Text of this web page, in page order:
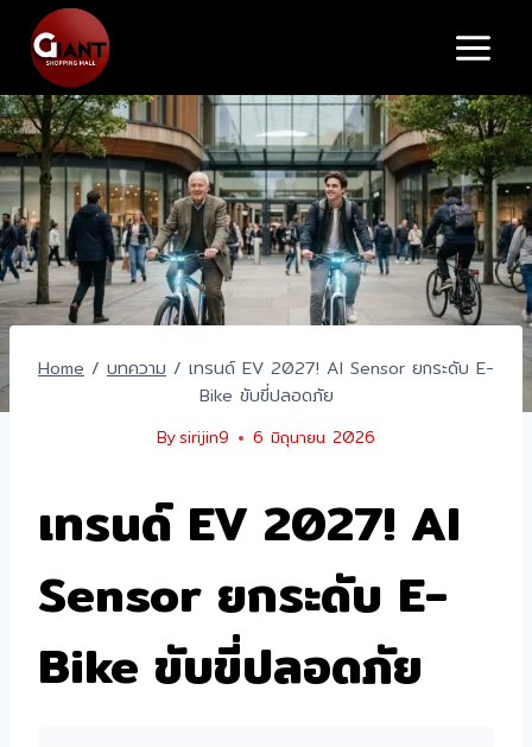
content
Home / บทความ / เทรนด์ EV 2027! AI Sensor ยกระดับ E-
Bike ขับขี่ปลอดภัย
Bysirijin9 6 มิถุนายน 2026
เทรนด์ EV 2027! AI
Sensor ยกระดับ E-
Bike ขับขี่ปลอดภัย